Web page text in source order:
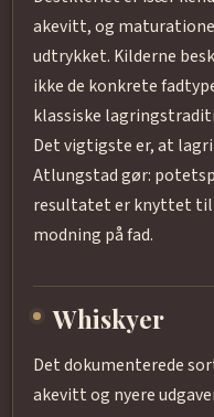
akevitt, og
udtrykket. Kilderne
ikke de konkrete
klassiske
Det vigtigste er, at
Atlungstad gør:
resultatet er knyttet til
modning på fad.
Whiskyer
Det dokumenterede
akevitt og nyere